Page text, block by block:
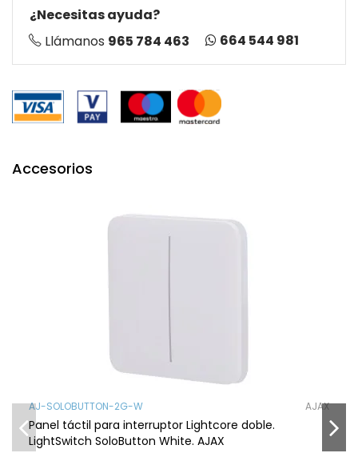
¿Necesitas ayuda?
Llámanos 965 784 463 664 544 981
Accesorios
AJ-SOLOBUTTON-2G-W AJAX
Panel táctil para interruptor Lightcore doble.
LightSwitch SoloButton White. AJAX